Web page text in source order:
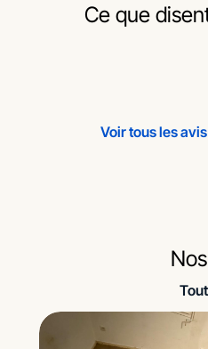
Ce que
Voir tous les